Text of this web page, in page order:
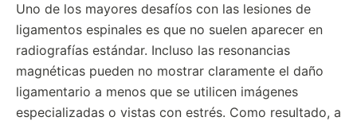
Uno de los mayores desafíos con las lesiones de
ligamentos espinales es que no suelen aparecer en
radiografías estándar. Incluso las resonancias
magnéticas pueden no mostrar claramente el daño
ligamentario a menos que se utilicen imágenes
especializadas o vistas con estrés. Como resultado, a